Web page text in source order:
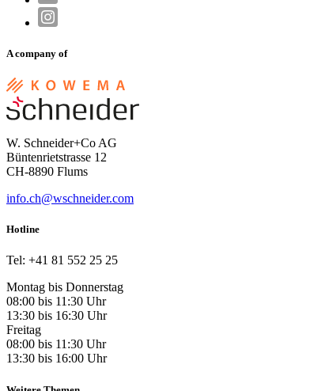
A company of
W. Schneider+Co AG
Büntenrietstrasse 12
CH-8890 Flums
info.ch@wschneider.com
Hotline
Tel: +41 81 552 25 25
Montag bis Donnerstag
08:00 bis 11:30 Uhr
13:30 bis 16:30 Uhr
Freitag
08:00 bis 11:30 Uhr
13:30 bis 16:00 Uhr